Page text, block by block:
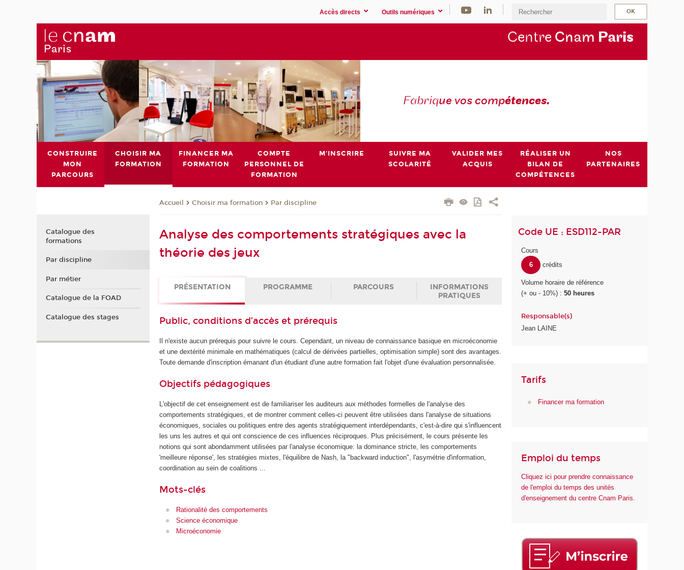
Accès directs Outils numériques
Centre Cnam Paris
Fabrique vos compétences.
CONSTRUIRE
MON
PARCOURS
CHOISIR MA
FORMATION
FINANCER MA
FORMATION
COMPTE
PERSONNEL DE
FORMATION
M'INSCRIRE
SUIVRE MA
SCOLARITÉ
VALIDER MES
ACQUIS
RÉALISER UN
BILAN DE
COMPÉTENCES
NOS
PARTENAIRES
Accueil Choisir ma formation Par discipline
Analyse des comportements stratégiques avec la
théorie des jeux
PRÉSENTATION PROGRAMME PARCOURS
INFORMATIONS
PRATIQUES
Public, conditions d’accès et prérequis
Il n'existe aucun prérequis pour suivre le cours. Cependant, un niveau de connaissance basique en microéconomie
et une dextérité minimale en mathématiques (calcul de dérivées partielles, optimisation simple) sont des avantages.
Toute demande d'inscription émanant d'un étudiant d'une autre formation fait l'objet d'une évaluation personnalisée.
Objectifs pédagogiques
L'objectif de cet enseignement est de familiariser les auditeurs aux méthodes formelles de l'analyse des
comportements stratégiques, et de montrer comment celles-ci peuvent être utilisées dans l'analyse de situations
économiques, sociales ou politiques entre des agents stratégiquement interdépendants, c'est-à-dire qui s'influencent
les uns les autres et qui ont conscience de ces influences réciproques. Plus précisément, le cours présente les
notions qui sont abondamment utilisées par l'analyse économique: la dominance stricte, les comportements
'meilleure réponse', les stratégies mixtes, l'équilibre de Nash, la "backward induction", l'asymétrie d'information,
coordination au sein de coalitions ...
Mots-clés
Rationalité des comportements
Science économique
Microéconomie
Code UE : ESD112-PAR
Cours
6
crédits
Volume horaire de référence
(+ ou - 10%) :50 heures
Responsable(s)
Jean LAINE
Tarifs
Financer ma formation
Emploi du temps
Cliquez ici pour prendre connaissance
de l'emploi du temps des unités
d'enseignement du centre Cnam Paris.
Catalogue des
formations
Par discipline
Par métier
Catalogue de la FOAD
Catalogue des stages